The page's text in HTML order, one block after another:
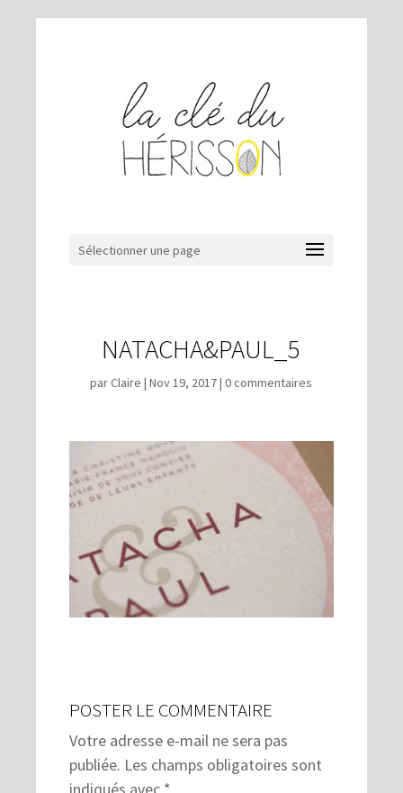
Sélectionner une page
NATACHA&PAUL_5
parClaire |Nov 19, 2017|0 commentaires
POSTER LE COMMENTAIRE
Votre adresse e-mail ne sera pas
publiée. Les champs obligatoires sont